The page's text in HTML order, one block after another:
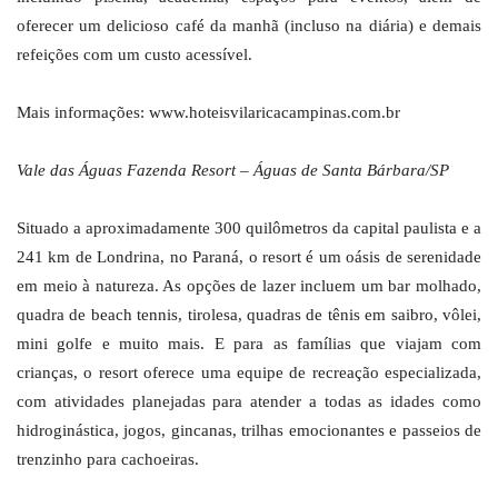
oferecer um delicioso café da manhã (incluso na diária) e demais
refeições com um custo acessível.
Mais informações: www.hoteisvilaricacampinas.com.br
Vale das Águas Fazenda Resort – Águas de Santa Bárbara/SP
Situado a aproximadamente 300 quilômetros da capital paulista e a
241 km de Londrina, no Paraná, o resort é um oásis de serenidade
em meio à natureza. As opções de lazer incluem um bar molhado,
quadra de beach tennis, tirolesa, quadras de tênis em saibro, vôlei,
mini golfe e muito mais. E para as famílias que viajam com
crianças, o resort oferece uma equipe de recreação especializada,
com atividades planejadas para atender a todas as idades como
hidroginástica, jogos, gincanas, trilhas emocionantes e passeios de
trenzinho para cachoeiras.